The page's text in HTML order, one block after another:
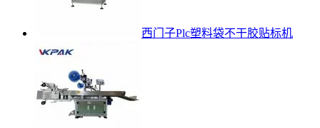
西门子Plc塑料袋不干胶贴标机